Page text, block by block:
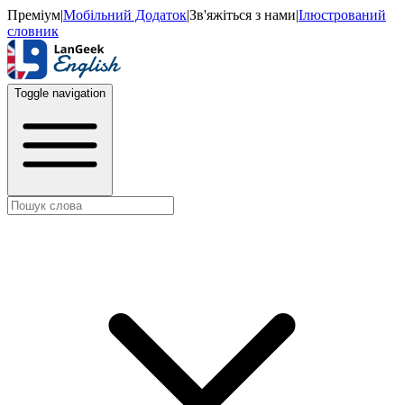
Преміум|Мобільний Додаток|Зв'яжіться з нами|Ілюстрований
словник
Toggle navigation